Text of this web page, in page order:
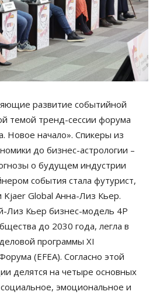
развитие событийной
темой тренд-сессии форума
Новое начало». Спикеры из
до бизнес-астрологии –
о будущем индустрии
события стала футурист,
Kjaer Global Анна-Лиз Кьер.
Лиз Кьер бизнес-модель 4Р
до 2030 года, легла в
программы XI
(EFEA). Согласно этой
делятся на четыре основных
эмоциональное и